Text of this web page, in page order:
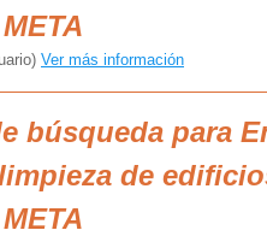
Ver más información
búsqueda para
de